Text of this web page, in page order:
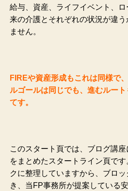
給与、資産、ライフイベント、
来の介護とそれぞれの状況が違
ません。
FIREや資産形成もこれは同様で
ルゴールは同じでも、進むルー
てす。
このスタート頁では、ブログ講
をまとめたスタートライン頁で
クに整理していますから、ブロ
き、当FP事務所が提案している